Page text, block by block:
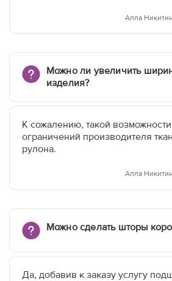
Алла
Можно ли увеличить
изделия?
К сожалению, такой возможности
ограничений производителя
рулона.
Алла
Можно сделать шторы
Да, добавив к заказу услугу